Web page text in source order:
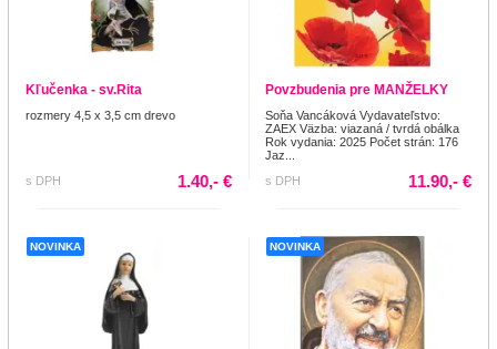
Kľučenka - sv.Rita
rozmery 4,5 x 3,5 cm drevo
s DPH 1.40,- €
Povzbudenia pre MANŽELKY
Soňa Vancáková Vydavateľstvo:
ZAEX Väzba: viazaná / tvrdá obálka
Rok vydania: 2025 Počet strán: 176
Jaz...
s DPH
11.90,- €
NOVINKA NOVINKA